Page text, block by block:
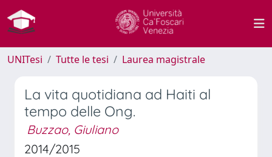
UNITesi Tutte le tesi Laurea magistrale
La vita quotidiana ad Haiti al
tempo delle Ong.
Buzzao, Giuliano
2014/2015